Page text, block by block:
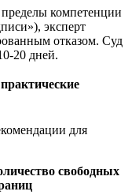
компетенции
эксперт
отказом. Суд
20 дней.
для
свободных